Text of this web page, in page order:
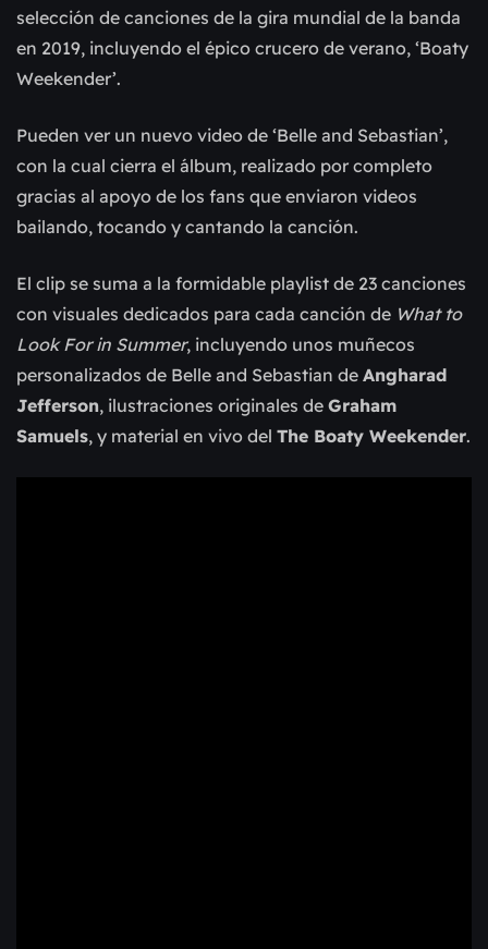
selección de canciones de la gira mundial de la banda
en 2019, incluyendo el épico crucero de verano, ‘Boaty
Weekender’.
Pueden ver un nuevo video de ‘Belle and Sebastian’,
con la cual cierra el álbum, realizado por completo
gracias al apoyo de los fans que enviaron videos
bailando, tocando y cantando la canción.
El clip se suma a la formidable playlist de 23 canciones
con visuales dedicados para cada canción de What to
Look For in Summer, incluyendo unos muñecos
personalizados de Belle and Sebastian de Angharad
Jefferson, ilustraciones originales de Graham
Samuels, y material en vivo del The Boaty Weekender.